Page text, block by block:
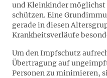
und Kleinkinder
schützen. Eine
gerade in diesen
Krankheitsverläufe
Um den Impfschutz
Übertragung auf
Personen zu minimieren,